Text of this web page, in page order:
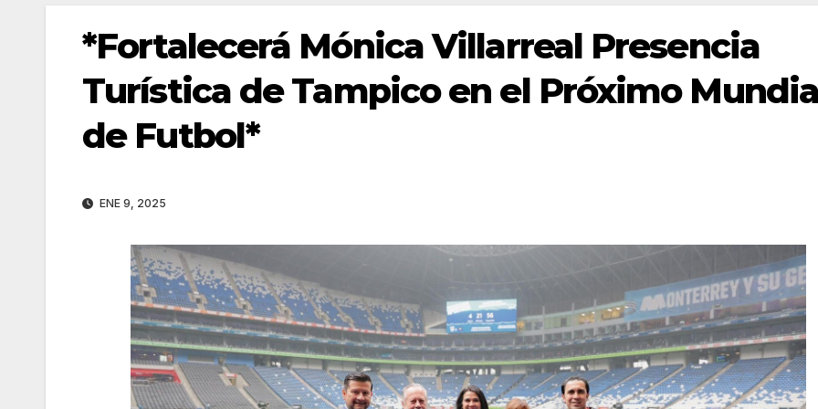
*Fortalecerá Mónica Villarreal Presencia
Turística de Tampico en el Próximo
de Futbol*
ENE 9, 2025